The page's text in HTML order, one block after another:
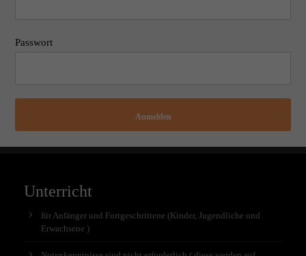
Passwort
Anmelden
Unterricht
für Anfänger und Fortgeschrittene (Kinder, Jugendliche und
Erwachsene )